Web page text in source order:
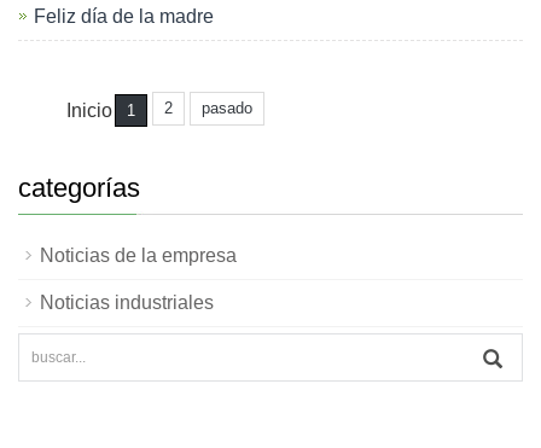
Feliz día de la madre
Inicio 1 2 pasado
categorías
Noticias de la empresa
Noticias industriales